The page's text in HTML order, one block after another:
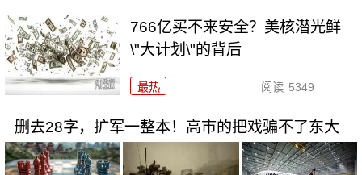
766亿买不来安全？美核潜光鲜
\"大计划\"的背后
最热 阅读 5349
删去28字，扩军一整本！高市的把戏骗不了东大